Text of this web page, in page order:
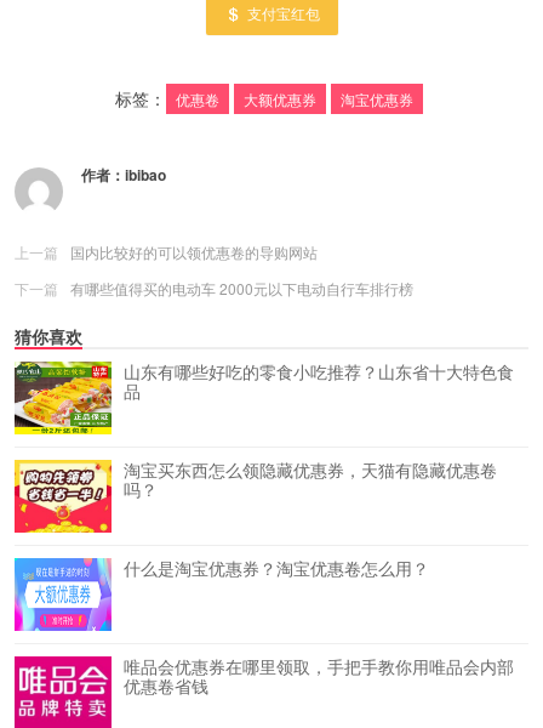
支付宝红包
标签： 优惠卷 大额优惠券 淘宝优惠券
作者： ibibao
上一篇
国内比较好的可以领优惠卷的导购网站
下一篇
有哪些值得买的电动车 2000元以下电动自行车排行榜
猜你喜欢
山东有哪些好吃的零食小吃推荐？山东省十大特色食
品
淘宝买东西怎么领隐藏优惠券，天猫有隐藏优惠卷
吗？
什么是淘宝优惠券？淘宝优惠卷怎么用？
唯品会优惠券在哪里领取，手把手教你用唯品会内部
优惠卷省钱